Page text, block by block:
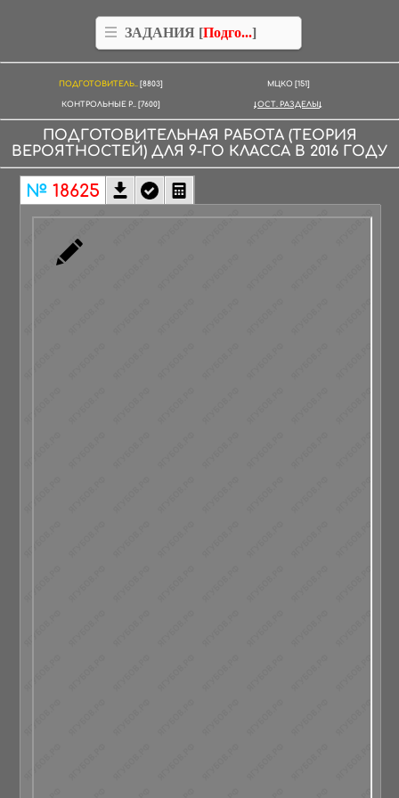
ЗАДАНИЯ [Подго...]
ПОДГОТОВИТЕЛЬ.. [8803] МЦКО [151]
КОНТРОЛЬНЫЕ Р.. [7600] ОСТ. РАЗДЕЛЫ
ПОДГОТОВИТЕЛЬНАЯ РАБОТА (ТЕОРИЯ
ВЕРОЯТНОСТЕЙ) ДЛЯ 9-ГО КЛАССА В 2016 ГОДУ
№ 18625